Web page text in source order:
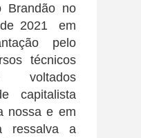
Brandão no
2021 em
pelo
técnicos
voltados
capitalista
nossa e em
ressalva a